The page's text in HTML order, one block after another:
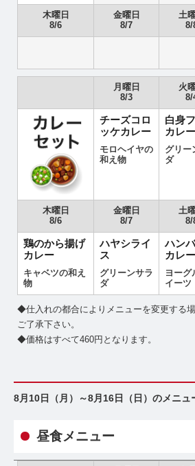
木曜日
8/6
金曜日
8/7
土
8/
月曜日
8/3
火
8/
チーズコロ
ッケカレー
モロヘイヤの
和え物
白身
カレー
グリー
ダ
木曜日
8/6
金曜日
8/7
土
8/
鶏のから揚げ
カレー
キャベツの和え
物
ハヤシライ
ス
グリーンサラ
ダ
ハン
カレー
ヨーグ
イーツ
◆仕入れの都合によりメニューを変更する
ご了承下さい。
◆価格はすべて460円となります。
8月10日（月）～8月16日（日）のメニュ
昼食メニュー